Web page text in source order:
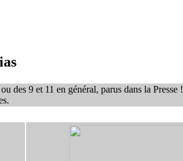
des 9 et 11 en général, parus dans la Presse !